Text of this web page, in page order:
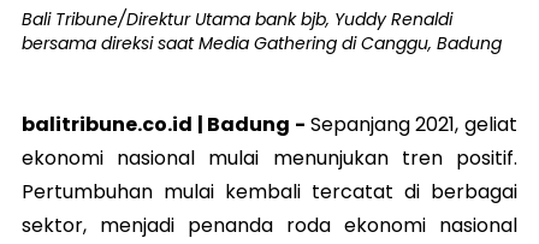
Bali Tribune/Direktur Utama bank bjb, Yuddy Renaldi
bersama direksi saat Media Gathering di Canggu, Badung
balitribune.co.id | Badung - Sepanjang 2021, geliat
ekonomi nasional mulai menunjukan tren positif.
Pertumbuhan mulai kembali tercatat di berbagai
sektor, menjadi penanda roda ekonomi nasional